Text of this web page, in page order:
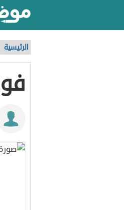
الرئيسية